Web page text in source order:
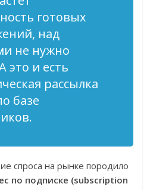
готовых
над
не нужно
это и есть
рассылка
базе
спроса на рынке породило
по подписке (subscription